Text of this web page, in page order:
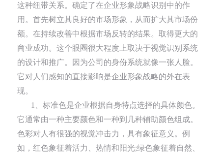
这种纽带关系。确定了在企业形象战略识别中的作
用。首先树立其良好的市场形象，从而扩大其市场份
额。在持续改善中根据市场反转的结果。取得更大的
商业成功。这个眼圈很大程度上取决于视觉识别系统
的设计和推广。因为公司的身份系统就像一张人脸。
它对人们感知的直接影响是企业形象战略的外在表
现。
1、标准色是企业根据自身特点选择的具体颜色。
它通常由一种主要颜色和一种到几种辅助颜色组成。
色彩对人有很强的视觉冲击力，具有象征意义。例
如，红色象征着活力、热情和阳光;绿色象征着自然、